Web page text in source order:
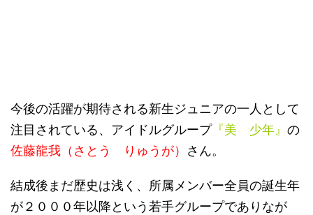
今後の活躍が期待される新生ジュニアの一人として
注目されている、アイドルグループ『美 少年』 の
佐藤龍我（さとう りゅうが） さん。
結成後まだ歴史は浅く、所属メンバー全員の誕生年
が２０００年以降という若手グループでありなが